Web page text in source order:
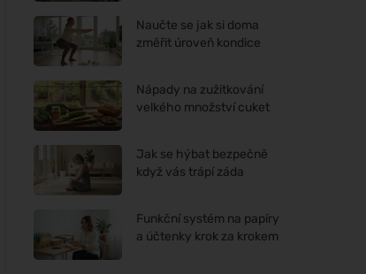
Naučte se jak si doma
změřit úroveň kondice
Nápady na zužitkování
velkého množství cuket
Jak se hýbat bezpečně
když vás trápí záda
Funkční systém na papíry
a účtenky krok za krokem